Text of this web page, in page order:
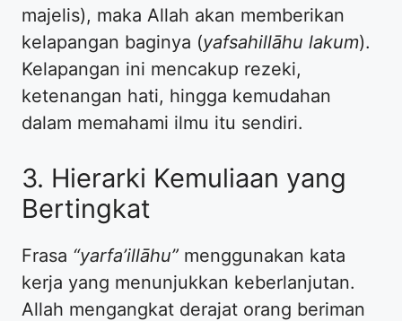
majelis), maka Allah akan memberikan
kelapangan baginya (yafsahillāhu lakum).
Kelapangan ini mencakup rezeki,
ketenangan hati, hingga kemudahan
dalam memahami ilmu itu sendiri.
3. Hierarki Kemuliaan yang
Bertingkat
Frasa “yarfa’illāhu” menggunakan kata
kerja yang menunjukkan keberlanjutan.
Allah mengangkat derajat orang beriman